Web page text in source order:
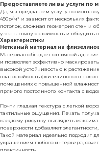
Предоставляете ли вы услуги по
Да, мы предлагаем услугу по
450р/м² и зависит от нескольких
потолок, сложная геометрия стен и
узнать точную стоимость и обсудить
Характеристики
Нетканый материал на
Материал обладает отличной
и позволяет эффективно
высокой устойчивостью к
влагостойкость флизелинового
помещениях с повышенной
прямого постоянного контакта с
Почти гладкая текстура с легкой
тактильные ощущения. Печать
каждому рисунку выглядеть
поверхности добавляет
Такой материал идеально подходит
украшением любого интерьера,